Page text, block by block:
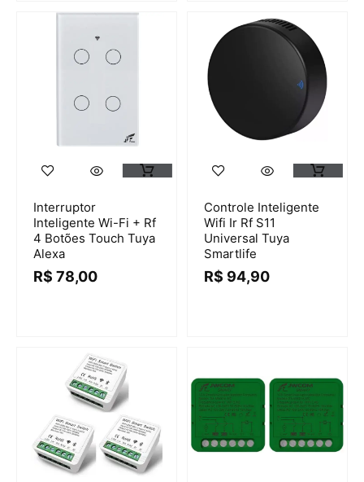
Interruptor
Inteligente Wi-Fi + Rf
4 Botões Touch Tuya
Alexa
R$ 78,00
Controle Inteligente
Wifi Ir Rf S11
Universal Tuya
Smartlife
R$ 94,90